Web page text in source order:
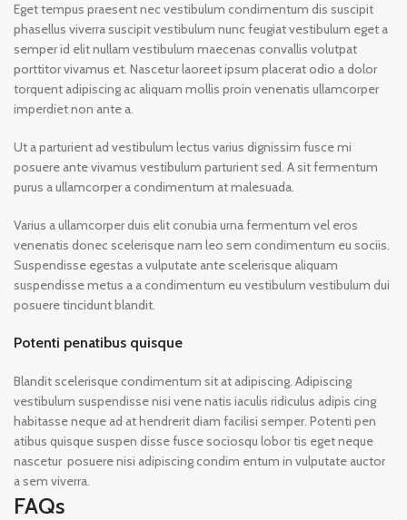
Eget tempus praesent nec vestibulum condimentum dis suscipit
phasellus viverra suscipit vestibulum nunc feugiat vestibulum eget a
semper id elit nullam vestibulum maecenas convallis volutpat
porttitor vivamus et. Nascetur laoreet ipsum placerat odio a dolor
torquent adipiscing ac aliquam mollis proin venenatis ullamcorper
imperdiet non ante a.
Ut a parturient ad vestibulum lectus varius dignissim fusce mi
posuere ante vivamus vestibulum parturient sed. A sit fermentum
purus a ullamcorper a condimentum at malesuada.
Varius a ullamcorper duis elit conubia urna fermentum vel eros
venenatis donec scelerisque nam leo sem condimentum eu sociis.
Suspendisse egestas a vulputate ante scelerisque aliquam
suspendisse metus a a condimentum eu vestibulum vestibulum dui
posuere tincidunt blandit.
Potenti penatibus quisque
Blandit scelerisque condimentum sit at adipiscing. Adipiscing
vestibulum suspendisse nisi vene natis iaculis ridiculus adipis cing
habitasse neque ad at hendrerit diam facilisi semper. Potenti pen
atibus quisque suspen disse fusce sociosqu lobor tis eget neque
nascetur posuere nisi adipiscing condim entum in vulputate auctor
a sem viverra.
FAQs